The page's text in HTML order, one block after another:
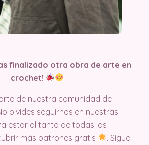
finalizado otra obra de arte en
crochet!
de nuestra comunidad de
olvides seguirnos en nuestras
estar al tanto de todas las
más patrones gratis
. Sigue